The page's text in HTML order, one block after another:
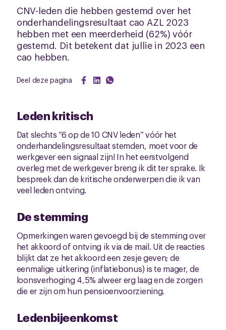
CNV-leden die hebben gestemd over het
onderhandelingsresultaat cao AZL 2023
hebben met een meerderheid (62%) vóór
gestemd. Dit betekent dat jullie in 2023 een
cao hebben.
Deel deze pagina
Leden kritisch
Dat slechts “6 op de 10 CNV leden” vóór het
onderhandelingsresultaat stemden, moet voor de
werkgever een signaal zijn! In het eerstvolgend
overleg met de werkgever breng ik dit ter sprake. Ik
bespreek dan de kritische onderwerpen die ik van
veel leden ontving.
De stemming
Opmerkingen waren gevoegd bij de stemming over
het akkoord of ontving ik via de mail. Uit de reacties
blijkt dat ze het akkoord een zesje geven; de
eenmalige uitkering (inflatiebonus) is te mager, de
loonsverhoging 4,5% alweer erg laag en de zorgen
die er zijn om hun pensioenvoorziening.
Ledenbijeenkomst